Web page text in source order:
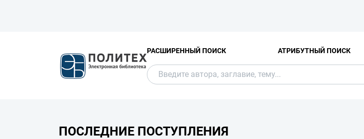
РАСШИРЕННЫЙ ПОИСК АТРИБУТНЫЙ ПОИСК
ПОСЛЕДНИЕ ПОСТУПЛЕНИЯ